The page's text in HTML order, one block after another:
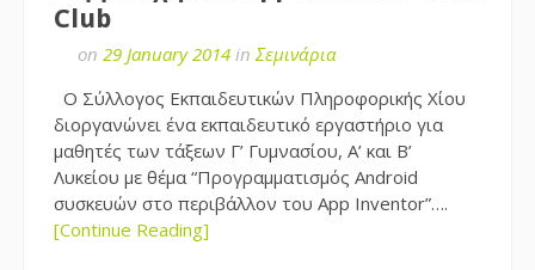
Club
on 29 January 2014 inΣεμινάρια
O Σύλλογος Εκπαιδευτικών Πληροφορικής Χίου
διοργανώνει ένα εκπαιδευτικό εργαστήριο για
μαθητές των τάξεων Γ’ Γυμνασίου, Α’ και Β’
Λυκείου με θέμα “Προγραμματισμός Αndroid
συσκευών στο περιβάλλον του App Inventor”….
[Continue Reading]